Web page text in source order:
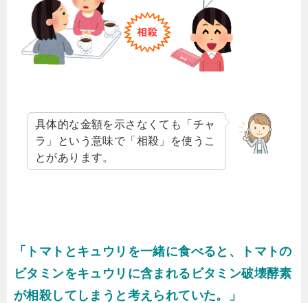
具体的な金額を示さなくても「チャ
ラ」という意味で「相殺」を使うこ
とがあります。
「トマトとキュウリを一緒に食べると、トマトの
ビタミンをキュウリに含まれるビタミン破壊酵素
が相殺してしまうと考えられていた。」